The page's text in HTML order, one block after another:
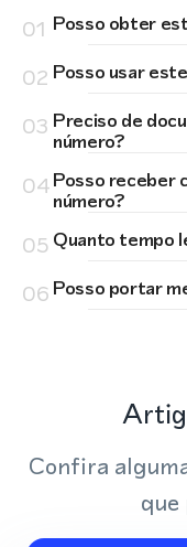
01 Posso obter
02 Posso usar
03 Preciso de
número?
04Posso receber
número?
05 Quanto tempo
06 Posso portar
Confira
que